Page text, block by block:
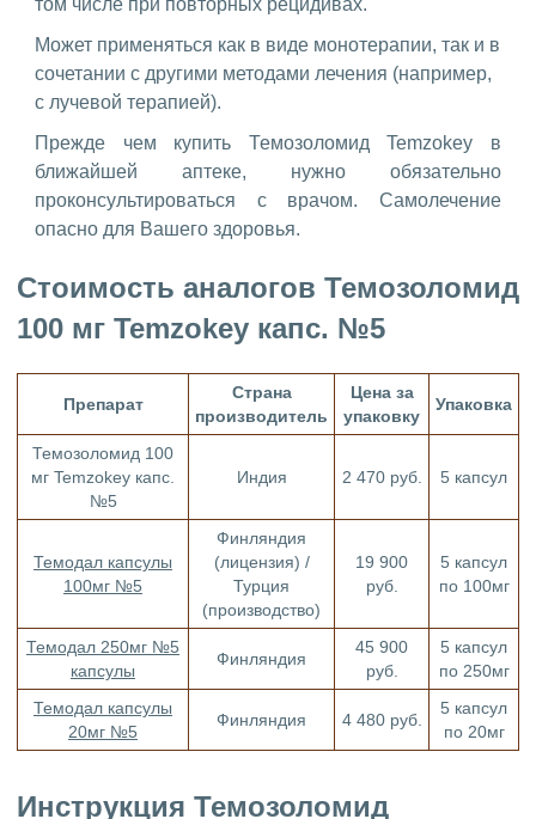
том числе при повторных рецидивах.
Может применяться как в виде монотерапии, так и в
сочетании с другими методами лечения (например,
с лучевой терапией).
Прежде чем купить Темозоломид Temzokey в
ближайшей аптеке, нужно обязательно
проконсультироваться с врачом. Самолечение
опасно для Вашего здоровья.
Стоимость аналогов Темозоломид
100 мг Temzokey капс. №5
Препарат
Страна
производитель
Цена за
упаковку
Упаковка
Темозоломид 100
мг Temzokey капс.
№5
Индия 2 470 руб. 5 капсул
Темодал капсулы
100мг №5
Финляндия
(лицензия) /
Турция
(производство)
19 900
руб.
5 капсул
по 100мг
Темодал 250мг №5
капсулы
Финляндия
45 900
руб.
5 капсул
по 250мг
Темодал капсулы
20мг №5
Финляндия 4 480 руб.
5 капсул
по 20мг
Инструкция Темозоломид